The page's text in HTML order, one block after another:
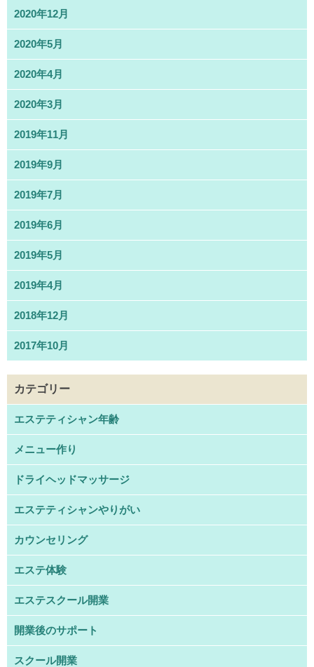
2020年12月
2020年5月
2020年4月
2020年3月
2019年11月
2019年9月
2019年7月
2019年6月
2019年5月
2019年4月
2018年12月
2017年10月
カテゴリー
エステティシャン年齢
メニュー作り
ドライヘッドマッサージ
エステティシャンやりがい
カウンセリング
エステ体験
エステスクール開業
開業後のサポート
スクール開業